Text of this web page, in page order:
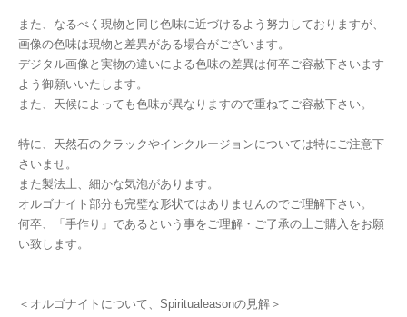
また、なるべく現物と同じ色味に近づけるよう努力しておりますが、
画像の色味は現物と差異がある場合がございます。
デジタル画像と実物の違いによる色味の差異は何卒ご容赦下さいます
よう御願いいたします。
また、天候によっても色味が異なりますので重ねてご容赦下さい。
特に、天然石のクラックやインクルージョンについては特にご注意下
さいませ。
また製法上、細かな気泡があります。
オルゴナイト部分も完璧な形状ではありませんのでご理解下さい。
何卒、「手作り」であるという事をご理解・ご了承の上ご購入をお願
い致します。
＜オルゴナイトについて、Spiritualeasonの見解＞